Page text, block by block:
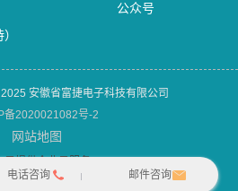
公众号
安徽省富捷电子科技有限公司
备2020021082号-2
网站地图
电话咨询 邮件咨询